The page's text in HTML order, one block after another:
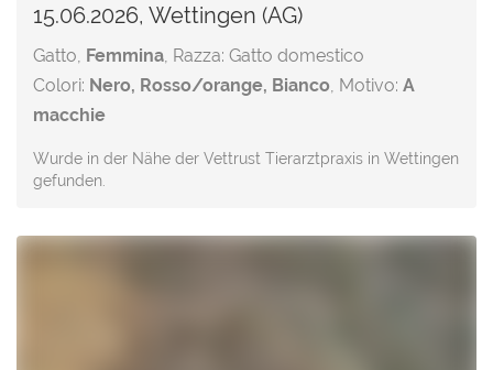
15.06.2026, Wettingen (AG)
Gatto, Femmina, Razza: Gatto domestico
Colori: Nero, Rosso/orange, Bianco, Motivo: A
macchie
Wurde in der Nähe der Vettrust Tierarztpraxis in Wettingen
gefunden.